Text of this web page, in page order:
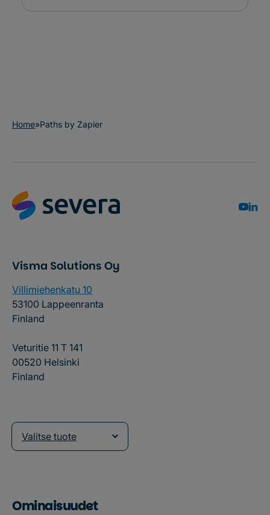
Home»Paths by Zapier
Visma Solutions Oy
Villimiehenkatu 10
53100 Lappeenranta
Finland
Veturitie 11 T 141
00520 Helsinki
Finland
Valitse tuote
Ominaisuudet